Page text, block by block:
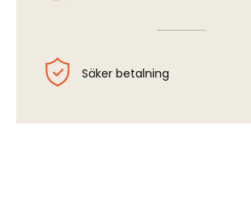
Säker betalning